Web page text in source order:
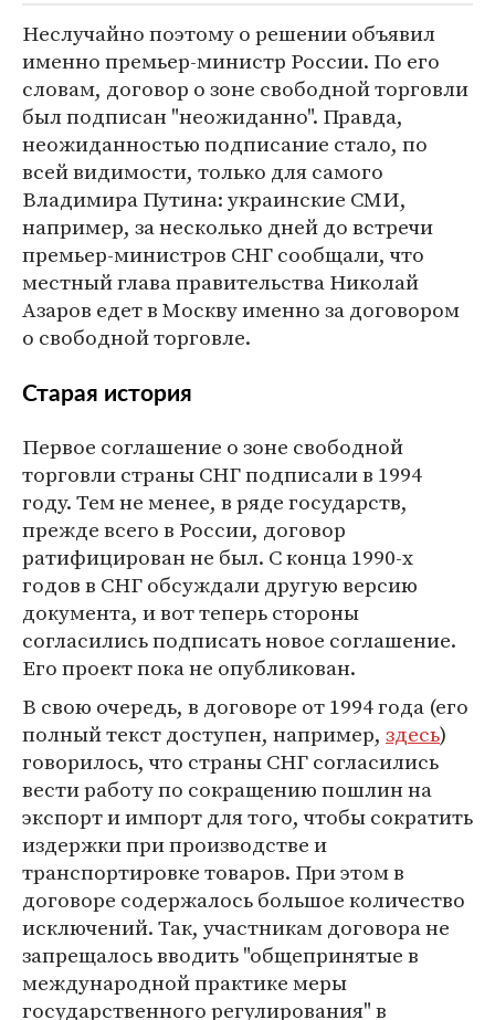
Неслучайно поэтому о решении объявил
именно премьер-министр России. По его
словам, договор о зоне свободной торговли
был подписан "неожиданно". Правда,
неожиданностью подписание стало, по
всей видимости, только для самого
Владимира Путина: украинские СМИ,
например, за несколько дней до встречи
премьер-министров СНГ сообщали, что
местный глава правительства Николай
Азаров едет в Москву именно за договором
о свободной торговле.
Старая история
Первое соглашение о зоне свободной
торговли страны СНГ подписали в 1994
году. Тем не менее, в ряде государств,
прежде всего в России, договор
ратифицирован не был. С конца 1990-х
годов в СНГ обсуждали другую версию
документа, и вот теперь стороны
согласились подписать новое соглашение.
Его проект пока не опубликован.
В свою очередь, в договоре от 1994 года (его
полный текст доступен, например, здесь)
говорилось, что страны СНГ согласились
вести работу по сокращению пошлин на
экспорт и импорт для того, чтобы сократить
издержки при производстве и
транспортировке товаров. При этом в
договоре содержалось большое количество
исключений. Так, участникам договора не
запрещалось вводить "общепринятые в
международной практике меры
государственного регулирования" в